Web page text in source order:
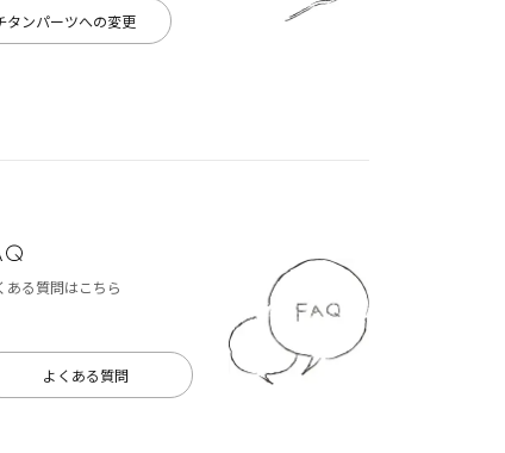
タンパーツへの変更
ある質問はこちら
よくある質問